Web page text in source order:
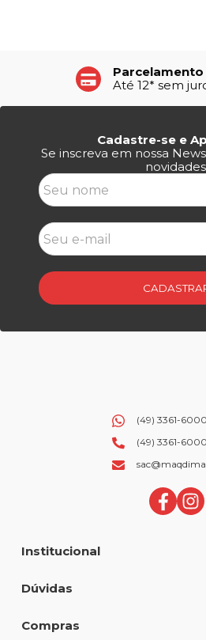
Parcelamento
Até 12* sem
Até 15% de
À vista no
Cadastre-se e
Se inscreva em nossa
Institucional
Dúvidas
Compras
(49) 3361-6000
(49) 3361-6000